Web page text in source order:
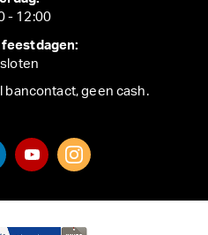
- 12:00
feestdagen:
bancontact, geen cash.